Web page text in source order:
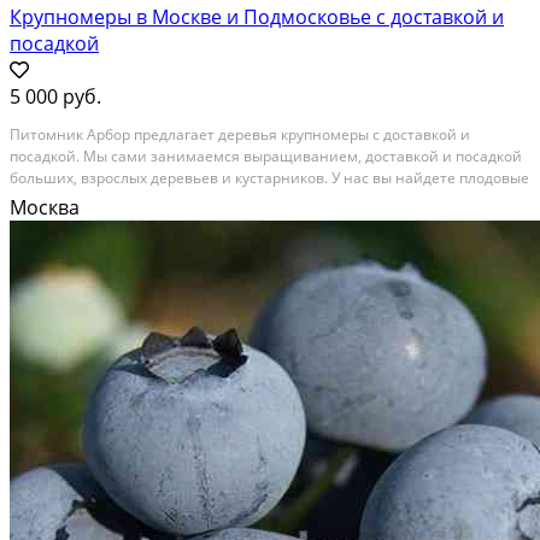
Крупномеры в Москве и Подмосковье с доставкой и
посадкой
5 000 руб.
Питомник Арбор предлагает деревья крупномеры с доставкой и
посадкой. Мы сами занимаемся выращиванием, доставкой и посадкой
больших, взрослых деревьев и кустарников. У нас вы найдете плодовые
и лиственные деревья, а также декоративные и плодовые кустарники
крупномеры. Продажа растений в горшках и...
Москва